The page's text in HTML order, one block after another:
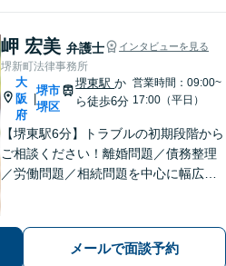
岬 宏美 弁護士 インタビューを見る
堺新町法律事務所
大
阪
府
|
堺市
堺区
堺東駅か
ら徒歩6分
営業時間：09:00~
17:00（平日）
【堺東駅6分】トラブルの初期段階から
ご相談ください！離婚問題／債務整理
／労働問題／相続問題を中心に幅広く
す【完全個室】
メールで面談予約